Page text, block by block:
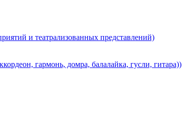
и театрализованных представлений)
гармонь, домра, балалайка, гусли, гитара))